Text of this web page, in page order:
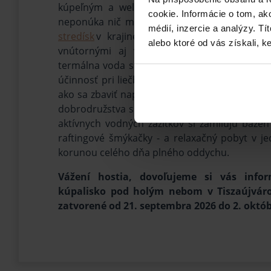
cookie. Informácie o tom,
médií, inzercie a analýzy.
alebo ktoré od vás získali,
kúpeľným a wellness zážitkom. Najnovší
neponúka nič menšie ako
priamy prístup
stredískv krajine, do kúpeľov
vnútornými aj vonkajšími bazénmi
termálna voda s teplotou 65 °C, vyvierajúca
účinnosť pri liečbe rôznych zdravotných
ako sa zbaviť napätia nahromadeného
dobrodružstva si prídu na svoje aj na
aktívnych vodných zážitkov si zamilujú
raftingové šmýkačky - a relaxačný pobyt v
korunou celého dňa plného oddychu.
Vážení hostia, dovoľujeme si vás
kúpalisko pod holým nebom v
zatvorené od 21. septembra 2026 do 2.